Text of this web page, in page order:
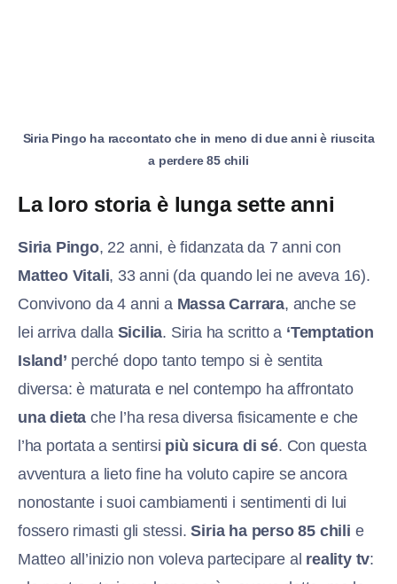
Siria Pingo ha raccontato che in meno di due anni è riuscita
a perdere 85 chili
La loro storia è lunga sette anni
Siria Pingo, 22 anni, è fidanzata da 7 anni con
Matteo Vitali, 33 anni (da quando lei ne aveva 16).
Convivono da 4 anni a Massa Carrara, anche se
lei arriva dalla Sicilia. Siria ha scritto a ‘Temptation
Island’ perché dopo tanto tempo si è sentita
diversa: è maturata e nel contempo ha affrontato
una dieta che l’ha resa diversa fisicamente e che
l’ha portata a sentirsi più sicura di sé. Con questa
avventura a lieto fine ha voluto capire se ancora
nonostante i suoi cambiamenti i sentimenti di lui
fossero rimasti gli stessi.Siria ha perso 85 chili e
Matteo all’inizio non voleva partecipare al reality tv: